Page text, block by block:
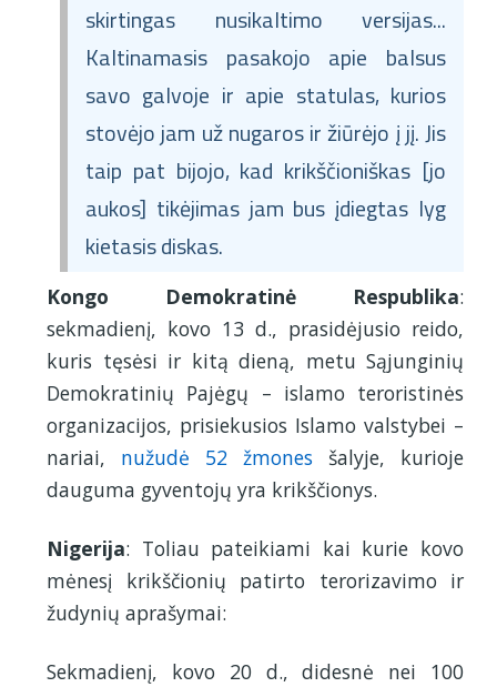
skirtingas nusikaltimo versijas...
Kaltinamasis pasakojo apie balsus
savo galvoje ir apie statulas, kurios
stovėjo jam už nugaros ir žiūrėjo į jį. Jis
taip pat bijojo, kad krikščioniškas [jo
aukos] tikėjimas jam bus įdiegtas lyg
kietasis diskas.
Kongo Demokratinė Respublika:
sekmadienį, kovo 13 d., prasidėjusio reido,
kuris tęsėsi ir kitą dieną, metu Sąjunginių
Demokratinių Pajėgų – islamo teroristinės
organizacijos, prisiekusios Islamo valstybei –
nariai, nužudė 52 žmones šalyje, kurioje
dauguma gyventojų yra krikščionys.
Nigerija: Toliau pateikiami kai kurie kovo
mėnesį krikščionių patirto terorizavimo ir
žudynių aprašymai:
Sekmadienį, kovo 20 d., didesnė nei 100